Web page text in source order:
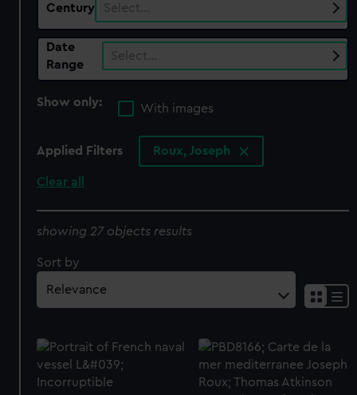
Century Select…
Date
Range
Select…
Show only:
With images
Applied Filters Roux, Joseph
Clear all
showing 27 objects results
Sort by